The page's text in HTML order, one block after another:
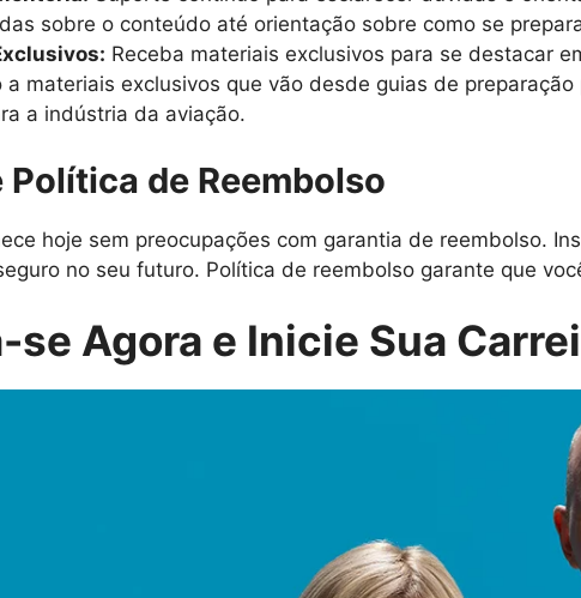
sobre o conteúdo até orientação sobre como se
Receba materiais exclusivos para se destacar
a materiais exclusivos que vão desde guias de
a indústria da aviação.
Política de Reembolso
hoje sem preocupações com garantia de reembolso.
no seu futuro. Política de reembolso garante que
se Agora e Inicie Sua